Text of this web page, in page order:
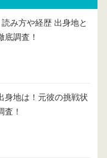
み方や経歴 出身地と
底調査！
身地は！元彼の挑戦状
査！